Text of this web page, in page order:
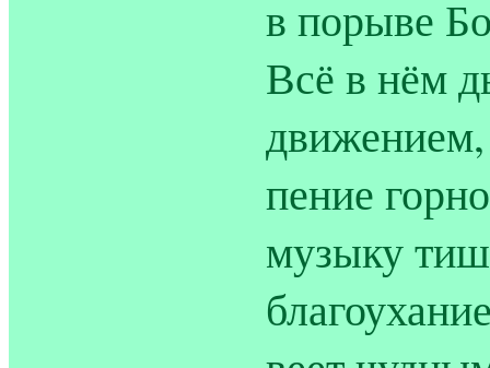
в порыве
Всё в нём
пение
музыку